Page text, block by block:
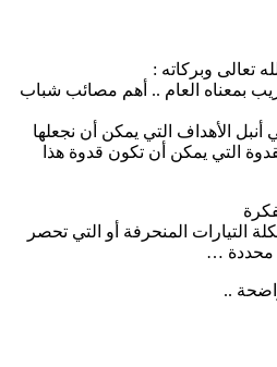
وبركاته :
العام .. أهم مصائب شباب
التي يمكن أن نجعلها
يمكن أن تكون قدوة هذا
المنحرفة أو التي تحصر
…
..